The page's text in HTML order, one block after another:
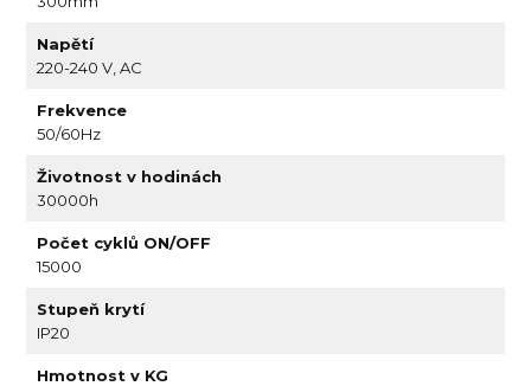
Napětí
220-240 V, AC
Frekvence
50/60Hz
Životnost v hodinách
30000h
Počet cyklů ON/OFF
15000
Stupeň krytí
IP20
Hmotnost v KG